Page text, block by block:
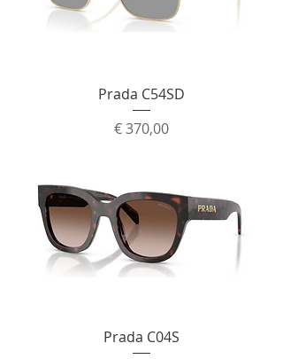
Prada C54SD
Prijs
€ 370,00
Prada C04S